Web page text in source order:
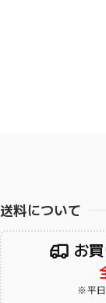
送料について
お
※平日